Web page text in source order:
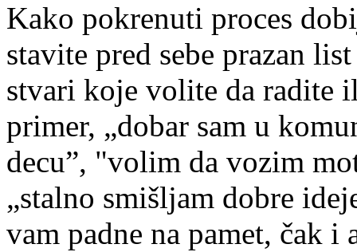
Kako pokrenuti proces
stavite pred sebe prazan
stvari koje volite da radite
primer, „dobar sam u
decu”, "volim da vozim
„stalno smišljam dobre
vam padne na pamet, čak